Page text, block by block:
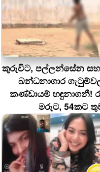
කුරුවිට, පල්ලන්සේන
බන්ධනාගාර
කණ්ඩායම් හඳුනාගනී!
මරුට, 54කට